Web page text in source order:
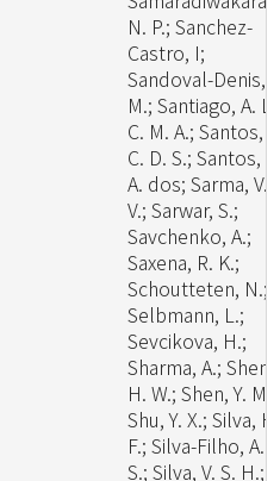
N. P.; Sanchez-
Castro, I;
Sandoval-Denis,
M.; Santiago, A. L.
C. M. A.; Santos,
C. D. S.; Santos,
A. dos; Sarma, V.
V.; Sarwar, S.;
Savchenko, A.;
Saxena, R. K.;
Schoutteten, N.;
Selbmann, L.;
Sevcikova, H.;
Sharma, A.; Shen,
H. W.; Shen, Y. M.;
Shu, Y. X.; Silva, H.
F.; Silva-Filho, A.
S.; Silva, V. S. H.;